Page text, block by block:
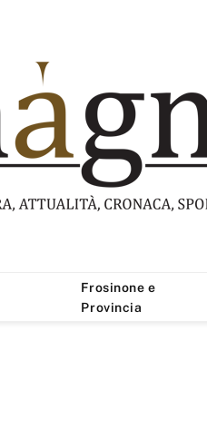
Frosinone e
Provincia